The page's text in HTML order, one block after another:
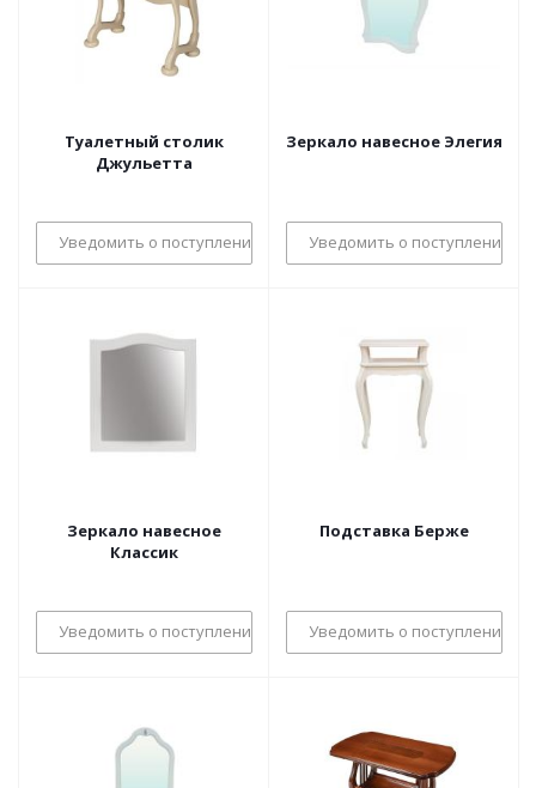
Туалетный столик
Джульетта
Уведомить о поступлении
Зеркало навесное Элегия
Уведомить о поступлении
Зеркало навесное
Классик
Уведомить о поступлении
Подставка Берже
Уведомить о поступлении